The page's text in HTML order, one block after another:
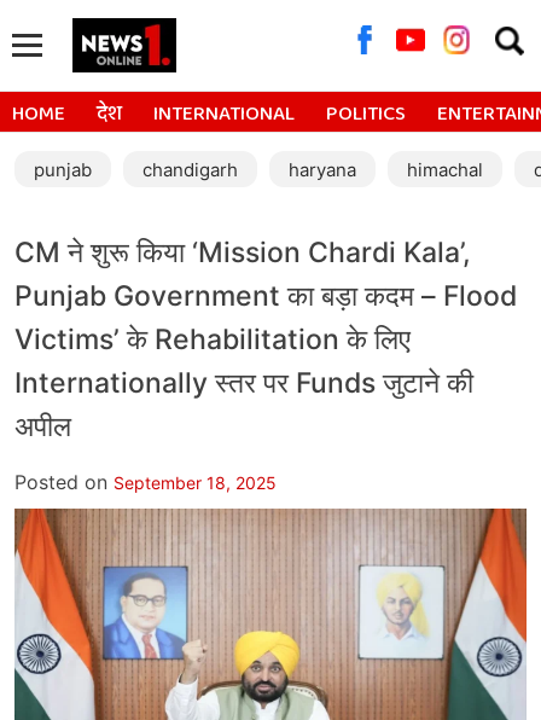
for:
HOME देश INTERNATIONAL POLITICS
punjab chandigarh haryana himachal
CM ने शुरू किया ‘Mission Chardi Kala’,
Punjab Government का बड़ा कदम – Flood
Victims’ के Rehabilitation के लिए
Internationally स्तर पर Funds जुटाने की
अपील
Posted on September 18, 2025